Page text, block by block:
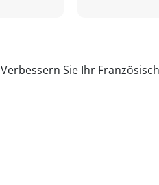
Verbessern Sie Ihr